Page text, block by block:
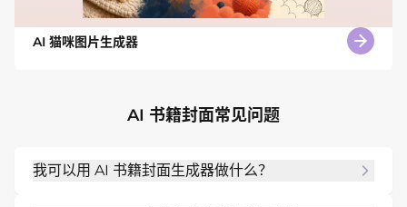
AI 猫咪图片生成器
AI 书籍封面常见问题
我可以用 AI 书籍封面生成器做什么？